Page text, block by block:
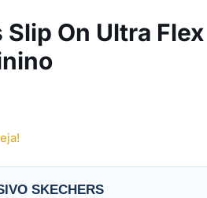
On Ultra
SKECHERS